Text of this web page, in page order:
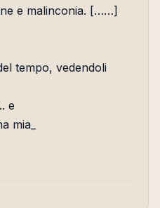
e malinconia. [……]
tempo, vedendoli
e
mia_